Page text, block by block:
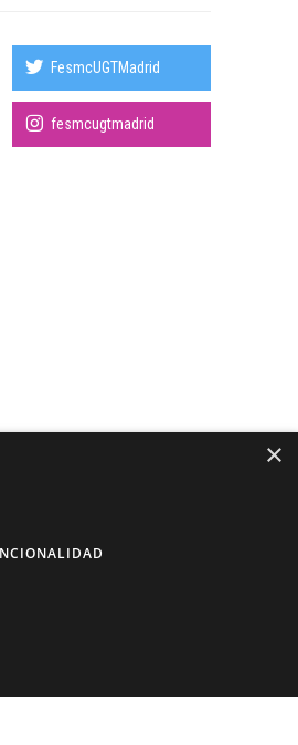
FesmcUGTMadrid
fesmcugtmadrid
×